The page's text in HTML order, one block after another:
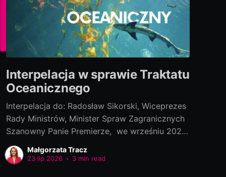
Interpelacja w sprawie Traktatu
Oceanicznego
Interpelacja do: Radosław Sikorski, Wiceprezes
Rady Ministrów, Minister Spraw Zagranicznych
Szanowny Panie Premierze, we wrześniu 2022
roku polski rząd podpisał „Porozumienie w
ramach Konwencji Narodów Zjednoczonych o
Małgorzata Tracz
23 lip 2026 • 3 min read